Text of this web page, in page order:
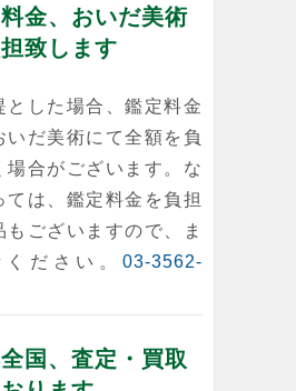
金、おいだ美術
致します
とした場合、鑑定料金
いだ美術にて全額を負
場合がございます。な
ては、鑑定料金を負担
もございますので、ま
ださい。 03-3562-
国、査定・買取